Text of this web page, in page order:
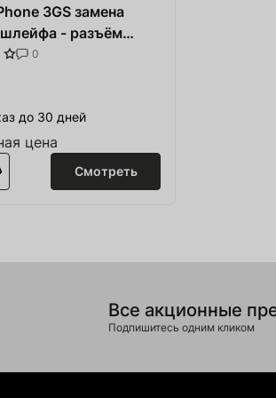
3GS замена
- разъём
наушники
0
до 30 дней
цена
Смотреть
Все акционные
Подпишитесь одним кликом